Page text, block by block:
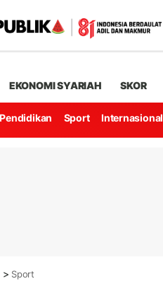
EKONOMI SYARIAH SKOR
Pendidikan Sport Internasional
> Sport